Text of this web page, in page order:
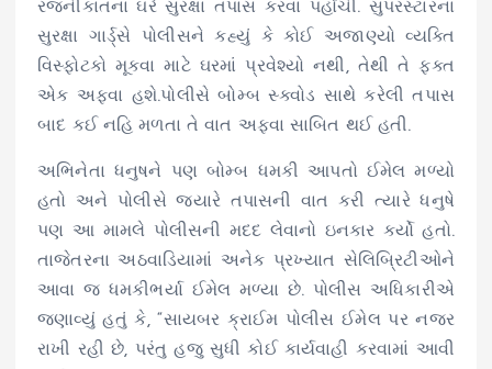
રજનીકાંતના ઘરે સુરક્ષા તપાસ કરવા પહોંચી. સુપરસ્ટારના
સુરક્ષા ગાર્ડ્સે પોલીસને કહ્યું કે કોઈ અજાણ્યો વ્યક્તિ
વિસ્ફોટકો મૂકવા માટે ઘરમાં પ્રવેશ્યો નથી, તેથી તે ફક્ત
એક અફવા હશે.પોલીસે બોમ્બ સ્ક્વોડ સાથે કરેલી તપાસ
બાદ કઈ નહિ મળતા તે વાત અફવા સાબિત થઈ હતી.
અભિનેતા ધનુષને પણ બોમ્બ ધમકી આપતો ઈમેલ મળ્યો
હતો અને પોલીસે જ્યારે તપાસની વાત કરી ત્યારે ધનુષે
પણ આ મામલે પોલીસની મદદ લેવાનો ઇનકાર કર્યો હતો.
તાજેતરના અઠવાડિયામાં અનેક પ્રખ્યાત સેલિબ્રિટીઓને
આવા જ ધમકીભર્યા ઈમેલ મળ્યા છે. પોલીસ અધિકારીએ
જણાવ્યું હતું કે, “સાયબર ક્રાઈમ પોલીસ ઈમેલ પર નજર
રાખી રહી છે, પરંતુ હજુ સુધી કોઈ કાર્યવાહી કરવામાં આવી